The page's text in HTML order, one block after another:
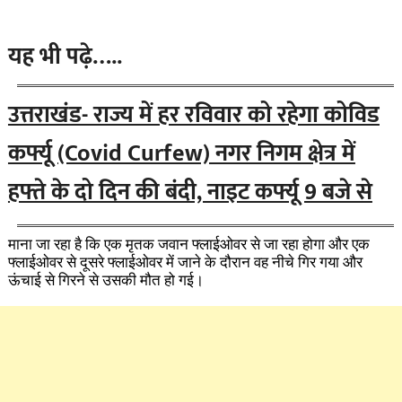
यह भी पढ़े…..
उत्तराखंड- राज्य में हर रविवार को रहेगा कोविड
कर्फ्यू (Covid Curfew) नगर निगम क्षेत्र में
हफ्ते के दो दिन की बंदी, नाइट कर्फ्यू 9 बजे से
माना जा रहा है कि एक मृतक जवान फ्लाईओवर से जा रहा होगा और एक
फ्लाईओवर से दूसरे फ्लाईओवर में जाने के दौरान वह नीचे गिर गया और
ऊंचाई से गिरने से उसकी मौत हो गई।